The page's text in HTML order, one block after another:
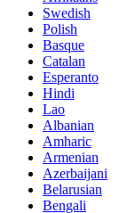
Swedish
Polish
Basque
Catalan
Esperanto
Hindi
Lao
Albanian
Amharic
Armenian
Azerbaijani
Belarusian
Bengali